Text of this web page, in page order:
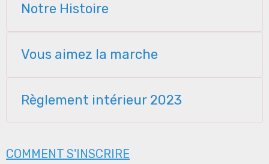
Notre Histoire
Vous aimez la marche
Règlement intérieur 2023
COMMENT S'INSCRIRE